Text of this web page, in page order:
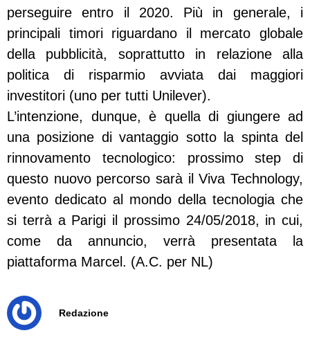
perseguire entro il 2020. Più in generale, i
principali timori riguardano il mercato globale
della pubblicità, soprattutto in relazione alla
politica di risparmio avviata dai maggiori
investitori (uno per tutti Unilever).
L’intenzione, dunque, è quella di giungere ad
una posizione di vantaggio sotto la spinta del
rinnovamento tecnologico: prossimo step di
questo nuovo percorso sarà il Viva Technology,
evento dedicato al mondo della tecnologia che
si terrà a Parigi il prossimo 24/05/2018, in cui,
come da annuncio, verrà presentata la
piattaforma Marcel. (A.C. per NL)
Redazione